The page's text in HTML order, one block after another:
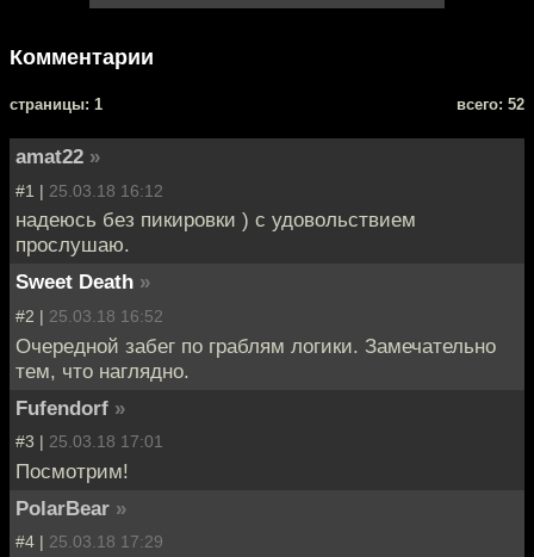
Комментарии
cтраницы: 1 всего: 52
amat22 »
#1 | 25.03.18 16:12
надеюсь без пикировки ) с удовольствием
прослушаю.
Sweet Death »
#2 | 25.03.18 16:52
Очередной забег по граблям логики. Замечательно
тем, что наглядно.
Fufendorf »
#3 | 25.03.18 17:01
Посмотрим!
PolarBear »
#4 | 25.03.18 17:29